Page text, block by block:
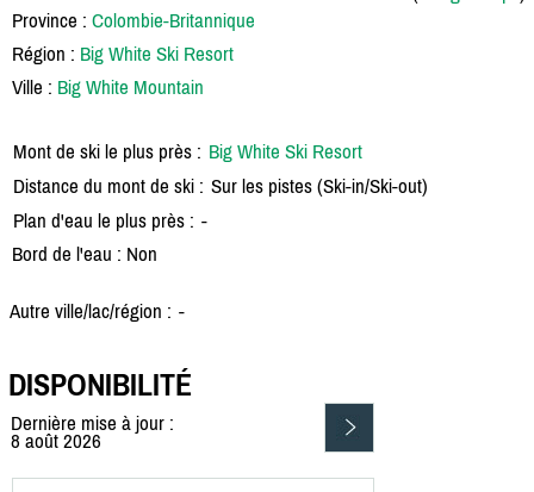
Province : Colombie-Britannique
Région : Big White Ski Resort
Ville : Big White Mountain
Mont de ski le plus près : Big White Ski Resort
Distance du mont de ski : Sur les pistes (Ski-in/Ski-out)
Plan d'eau le plus près : -
Bord de l'eau : Non
Autre ville/lac/région : -
DISPONIBILITÉ
Dernière mise à jour :
8 août 2026